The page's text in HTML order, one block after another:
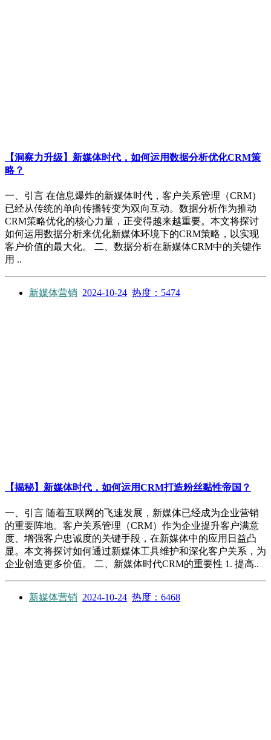
【洞察力升级】新媒体时代，如何运用数据分析优化CRM策
略？
一、引言 在信息爆炸的新媒体时代，客户关系管理（CRM）
已经从传统的单向传播转变为双向互动。数据分析作为推动
CRM策略优化的核心力量，正变得越来越重要。本文将探讨
如何运用数据分析来优化新媒体环境下的CRM策略，以实现
客户价值的最大化。 二、数据分析在新媒体CRM中的关键作
用 ..
新媒体营销 2024-10-24 热度：5474
【揭秘】新媒体时代，如何运用CRM打造粉丝黏性帝国？
一、引言 随着互联网的飞速发展，新媒体已经成为企业营销
的重要阵地。客户关系管理（CRM）作为企业提升客户满意
度、增强客户忠诚度的关键手段，在新媒体中的应用日益凸
显。本文将探讨如何通过新媒体工具维护和深化客户关系，为
企业创造更多价值。 二、新媒体时代CRM的重要性 1. 提高..
新媒体营销 2024-10-24 热度：6468